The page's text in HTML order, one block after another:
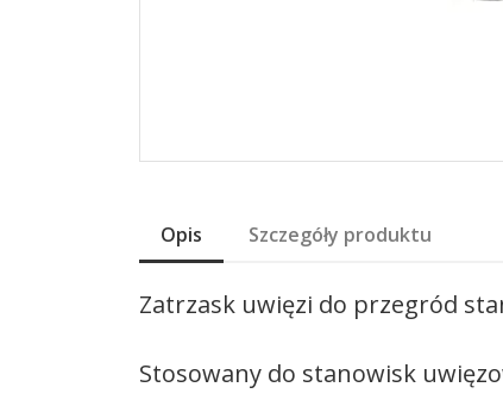
Opis Szczegóły produktu
Zatrzask uwięzi do przegród
Stosowany do stanowisk